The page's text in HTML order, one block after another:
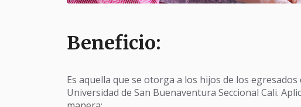
Beneficio:
Es aquella que se otorga a los hijos de los
Universidad de San Buenaventura Seccional Cali.